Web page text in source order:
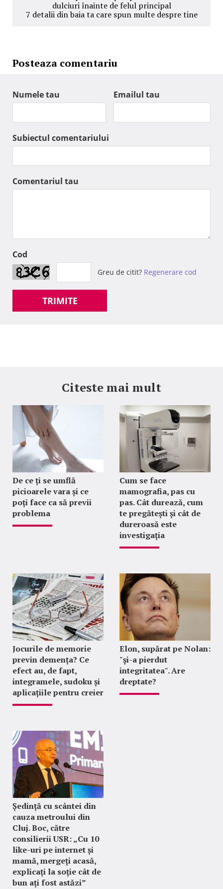
dulciuri înainte de felul principal
7 detalii din baia ta care spun multe despre tine
Posteaza comentariu
Numele tau Emailul tau
Subiectul comentariului
Comentariul tau
Cod
Greu de citit? Regenerare cod
TRIMITE
Citeste mai mult
De ce ți se umflă
picioarele vara și ce
poți face ca să previi
problema
Cum se face
mamografia, pas cu
pas. Cât durează, cum
te pregătești și cât de
dureroasă este
investigația
Jocurile de memorie
previn demența? Ce
efect au, de fapt,
integramele, sudoku și
aplicațiile pentru creier
Elon, supărat pe Nolan:
"şi-a pierdut
integritatea". Are
dreptate?
Ședință cu scântei din
cauza metroului din
Cluj. Boc, către
consilierii USR: „Cu 10
like-uri pe internet și
mamă, mergeți acasă,
explicați la soție cât de
bun ați fost astăzi”